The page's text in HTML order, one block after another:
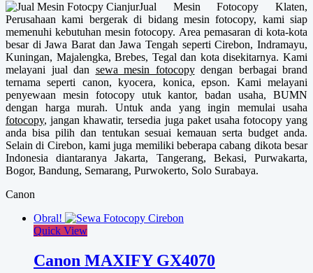
Jual Mesin Fotocopy Klaten,
Perusahaan kami bergerak di bidang mesin fotocopy, kami siap
memenuhi kebutuhan mesin fotocopy. Area pemasaran di kota-kota
besar di Jawa Barat dan Jawa Tengah seperti Cirebon, Indramayu,
Kuningan, Majalengka, Brebes, Tegal dan kota disekitarnya. Kami
melayani jual dan sewa mesin fotocopydengan berbagai brand
ternama seperti canon, kyocera, konica, epson. Kami melayani
penyewaan mesin fotocopy utuk kantor, badan usaha, BUMN
dengan harga murah. Untuk anda yang ingin memulai usaha
fotocopy, jangan khawatir, tersedia juga paket usaha fotocopy yang
anda bisa pilih dan tentukan sesuai kemauan serta budget anda.
Selain di Cirebon, kami juga memiliki beberapa cabang dikota besar
Indonesia diantaranya Jakarta, Tangerang, Bekasi, Purwakarta,
Bogor, Bandung, Semarang, Purwokerto, Solo Surabaya.
Canon
Obral!
Quick View
Canon MAXIFY GX4070